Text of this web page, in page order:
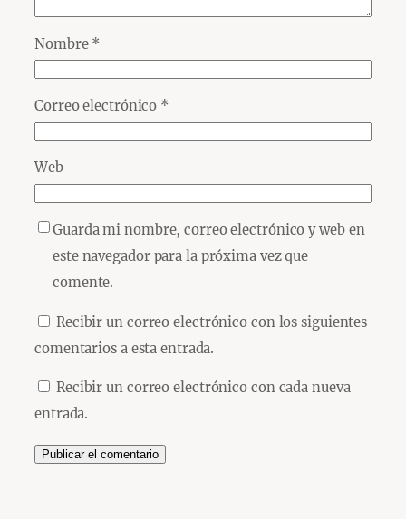
Nombre *
Correo electrónico *
Web
Guarda mi nombre, correo electrónico y web en
este navegador para la próxima vez que
comente.
Recibir un correo electrónico con los siguientes
comentarios a esta entrada.
Recibir un correo electrónico con cada nueva
entrada.